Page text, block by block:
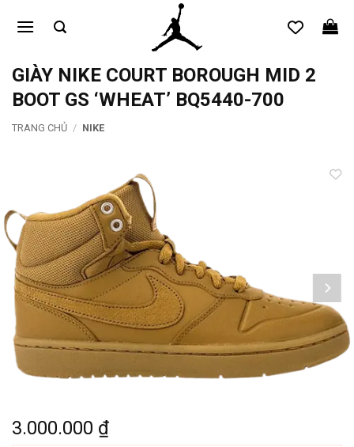
qua
dungGIÀY NIKE COURT BOROUGH MID 2
BOOT GS ‘WHEAT’ BQ5440-700
TRANG CHỦ / NIKE
3.000.000 ₫